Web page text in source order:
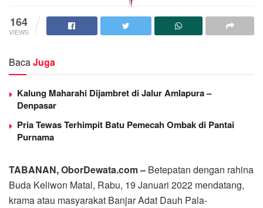
164
VIEWS
BacaJuga
Kalung Maharahi Dijambret di Jalur Amlapura –
Denpasar
Pria Tewas Terhimpit Batu Pemecah Ombak di Pantai
Purnama
TABANAN, OborDewata.com – Betepatan dengan rahina
Buda Keliwon Matal, Rabu, 19 Januari 2022 mendatang,
krama atau masyarakat Banjar Adat Dauh Pala-